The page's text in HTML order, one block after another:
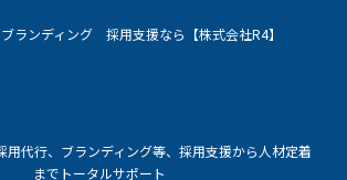
ランディング 採用支援なら【株式会社R4】
用代行、ブランディング等、採用支援から人材定着
までトータルサポート